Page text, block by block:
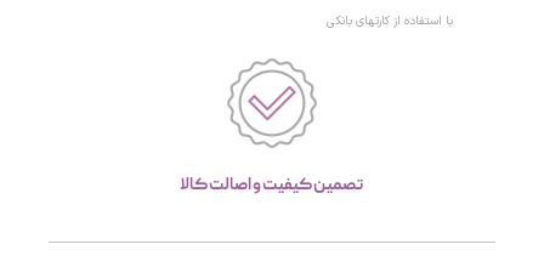
با استفاده از کارتهای بانکی
تصمین کیفیت و اصالت کالا